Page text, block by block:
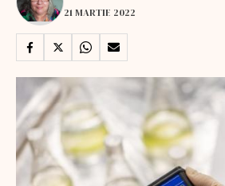
21 MARTIE 2022